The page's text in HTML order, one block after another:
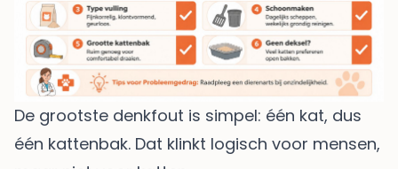
De grootste denkfout is simpel: één kat, dus
één kattenbak. Dat klinkt logisch voor mensen,